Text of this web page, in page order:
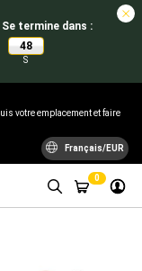
termine dans :
48
S
votre emplacement et faire
Français/EUR
0